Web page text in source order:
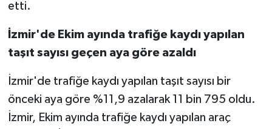
etti.
İzmir'de Ekim ayında trafiğe kaydı yapılan
taşıt sayısı geçen aya göre azaldı
İzmir'de trafiğe kaydı yapılan taşıt sayısı bir
önceki aya göre %11,9 azalarak 11 bin 795 oldu.
İzmir, Ekim ayında trafiğe kaydı yapılan araç